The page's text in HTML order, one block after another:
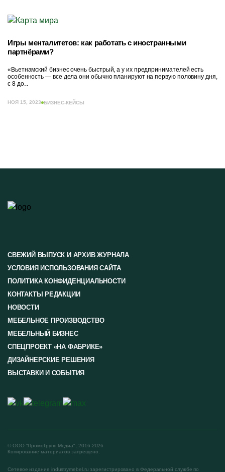
Игры менталитетов: как работать с иностранными
партнёрами?
«Вьетнамский бизнес очень быстрый, а у их предпринимателей есть
особенность — все дела они обычно планируют на первую половину дня,
с 8 до...
НОЯ 15, 2023 БИЗНЕС-КЕЙСЫ
© ООО "ПромоГрупп Медиа", 2016-2026
Копирование материалов запрещено.
СВЕЖИЙ ВЫПУСК И АРХИВ ЖУРНАЛА
УСЛОВИЯ ИСПОЛЬЗОВАНИЯ САЙТА
ПОЛИТИКА КОНФИДЕНЦИАЛЬНОСТИ
КОНТАКТЫ РЕДАКЦИИ
НОВОСТИ
МЕБЕЛЬНОЕ ПРОИЗВОДСТВО
МЕБЕЛЬНЫЙ БИЗНЕС
СПЕЦПРОЕКТ «НА ФАБРИКЕ»
ДИЗАЙНЕРСКИЕ РЕШЕНИЯ
ВЫСТАВКИ И СОБЫТИЯ
Сетевое издание industrymebel.ru зарегистрировано в Федеральной службе по